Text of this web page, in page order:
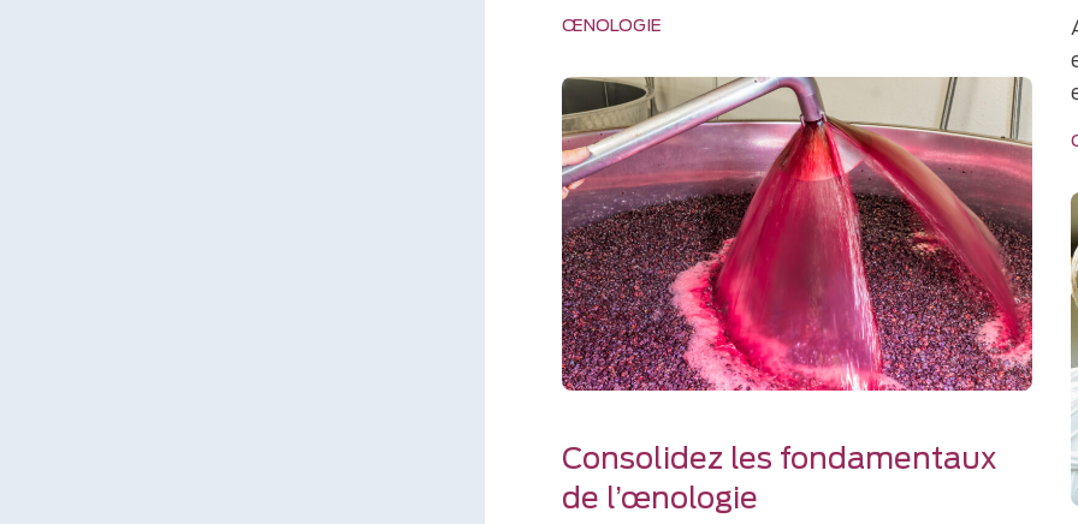
ŒNOLOGIE
Consolidez les fondamentaux
de l’œnologie